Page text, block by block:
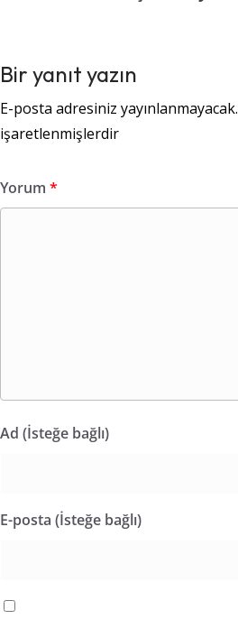
Bir yanıt yazın
E-posta adresiniz yayınlanmayacak.
işaretlenmişlerdir
Yorum *
Ad (İsteğe bağlı)
E-posta (İsteğe bağlı)